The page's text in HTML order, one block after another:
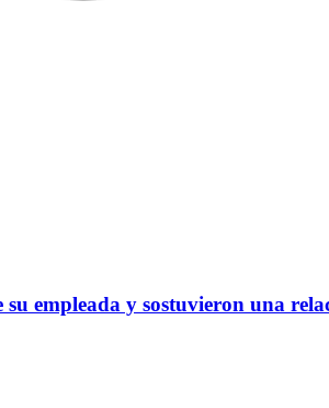
empleada y sostuvieron una